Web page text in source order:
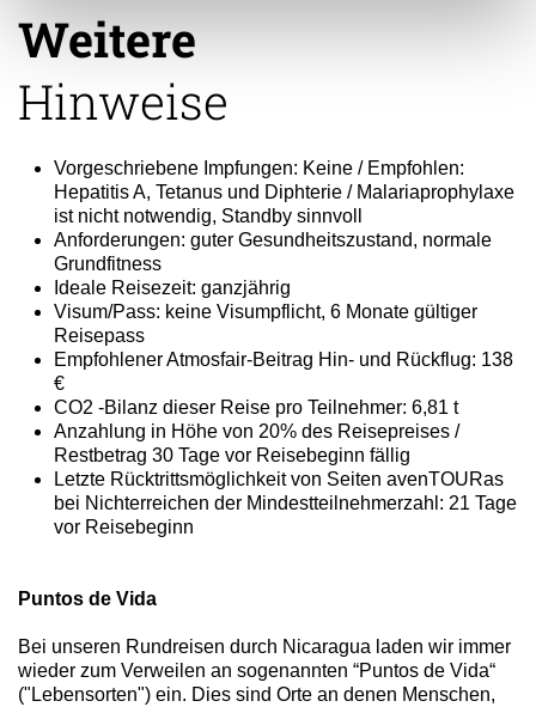
Weitere
Hinweise
Vorgeschriebene Impfungen: Keine / Empfohlen:
Hepatitis A, Tetanus und Diphterie / Malariaprophylaxe
ist nicht notwendig, Standby sinnvoll
Anforderungen: guter Gesundheitszustand, normale
Grundfitness
Ideale Reisezeit: ganzjährig
Visum/Pass: keine Visumpflicht, 6 Monate gültiger
Reisepass
Empfohlener Atmosfair-Beitrag Hin- und Rückflug: 138
€
CO2 -Bilanz dieser Reise pro Teilnehmer: 6,81 t
Anzahlung in Höhe von 20% des Reisepreises /
Restbetrag 30 Tage vor Reisebeginn fällig
Letzte Rücktrittsmöglichkeit von Seiten avenTOURas
bei Nichterreichen der Mindestteilnehmerzahl: 21 Tage
vor Reisebeginn
Puntos de Vida
Bei unseren Rundreisen durch Nicaragua laden wir immer
wieder zum Verweilen an sogenannten “Puntos de Vida“
("Lebensorten") ein. Dies sind Orte an denen Menschen,